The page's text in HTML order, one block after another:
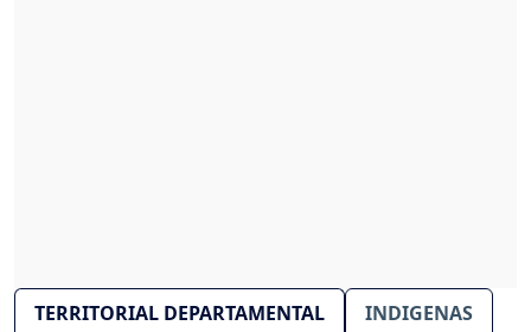
TERRITORIAL DEPARTAMENTAL
INDIGENAS